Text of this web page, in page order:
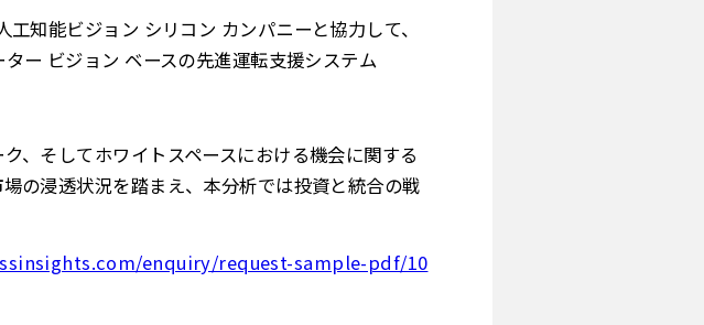
能ビジョン シリコン カンパニーと協力して、
ー ビジョン ベースの先進運転支援システム
、そしてホワイトスペースにおける機会に関する
の浸透状況を踏まえ、本分析では投資と統合の戦
enquiry/request-sample-pdf/10